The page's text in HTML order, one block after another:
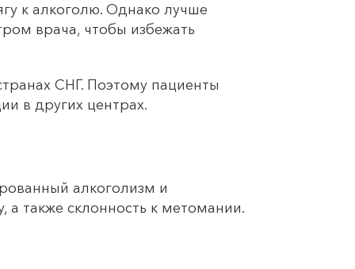
к алкоголю. Однако лучше
врача, чтобы избежать
СНГ. Поэтому пациенты
в других центрах.
алкоголизм и
а также склонность к метомании.